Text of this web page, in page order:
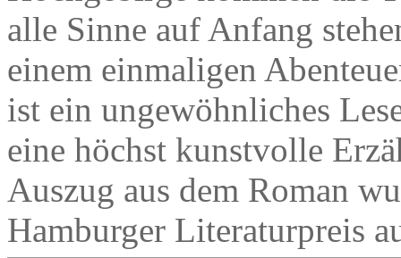
alle Sinne auf Anfang
einem einmaligen
ist ein ungewöhnliches
eine höchst kunstvolle
Auszug aus dem Roman
Hamburger Literaturpreis